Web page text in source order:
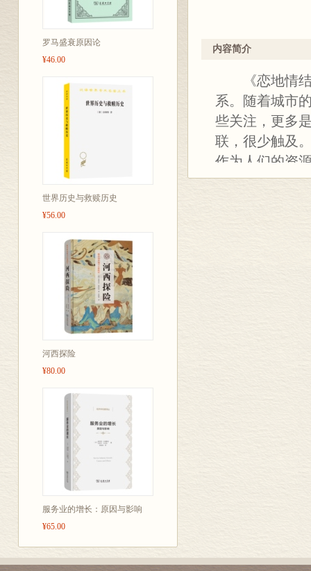
罗马盛衰原因论
¥46.00
世界历史与救赎历史
¥56.00
河西探险
¥80.00
服务业的增长：原因与影响
¥65.00
内容简介
《恋地情结
系。随着城市
些关注，更多
联，很少触及
作为人们的资
中建构的人文